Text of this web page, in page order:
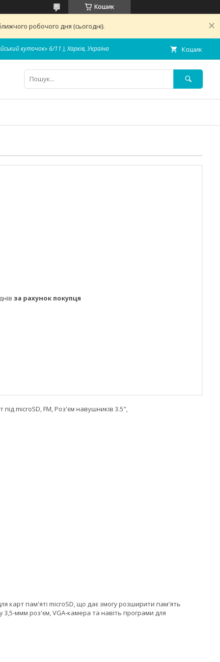
Кошик
робочого дня (сьогодні).
куточок» 6/11 ), Харків, Україна Кошик
за рахунок покупця
microSD, FM, Роз'єм навушників 3.5",
карт пам'яті microSD, що дає змогу розширити пам'ять
3,5-ммм роз'єм, VGA-камера та навіть програми для